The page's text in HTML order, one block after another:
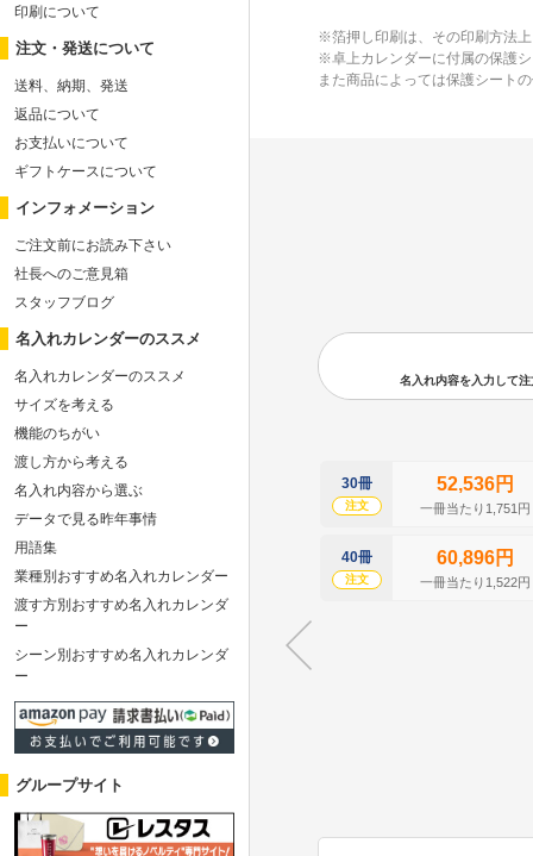
※箔押し印刷は、その印刷方法
※卓上カレンダーに付属の保護
また商品によっては保護シート
名入れ内容を入力して
30冊
注文
52,536円
一冊当たり1,751円
40冊
注文
60,896円
一冊当たり1,522円
印刷について
注文・発送について
送料、納期、発送
返品について
お支払いについて
ギフトケースについて
インフォメーション
ご注文前にお読み下さい
社長へのご意見箱
スタッフブログ
名入れカレンダーのススメ
名入れカレンダーのススメ
サイズを考える
機能のちがい
渡し方から考える
名入れ内容から選ぶ
データで見る昨年事情
用語集
業種別おすすめ名入れカレンダー
渡す方別おすすめ名入れカレンダ
ー
シーン別おすすめ名入れカレンダ
ー
グループサイト